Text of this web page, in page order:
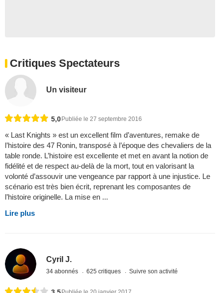
Critiques Spectateurs
Un visiteur
5,0Publiée le 27 septembre 2016
« Last Knights » est un excellent film d’aventures, remake de
l’histoire des 47 Ronin, transposé à l’époque des chevaliers de la
table ronde. L’histoire est excellente et met en avant la notion de
fidélité et de respect au-delà de la mort, tout en valorisant la
volonté d’assouvir une vengeance par rapport à une injustice. Le
scénario est très bien écrit, reprenant les composantes de
l’histoire originelle. La mise en ...
Lire plus
Cyril J.
34 abonnés 625 critiques Suivre son activité